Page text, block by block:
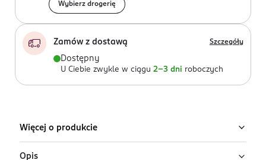
Wybierz drogerię
Zamów z dostawą Szczegóły
Dostępny
U Ciebie zwykle w ciągu 2-3 dni roboczych
Więcej o produkcie
Opis